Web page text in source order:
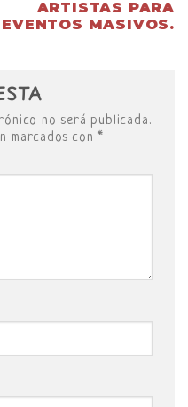
ARTISTAS PARA
EVENTOS MASIVOS.
no será publicada.
marcados con*